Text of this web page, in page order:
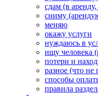
сдам (в
сниму
меняю
окажу услуги
нуждаюсь в
ищу человека
потери и
разное (что не
способы
правила